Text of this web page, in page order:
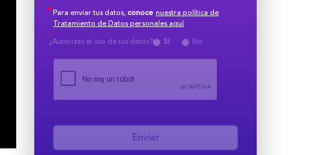
Para enviar tus datos,conoce nuestra política de
Tratamiento de Datos personales aquí
¿Autorizas el uso de tus datos?
Sí No
Enviar